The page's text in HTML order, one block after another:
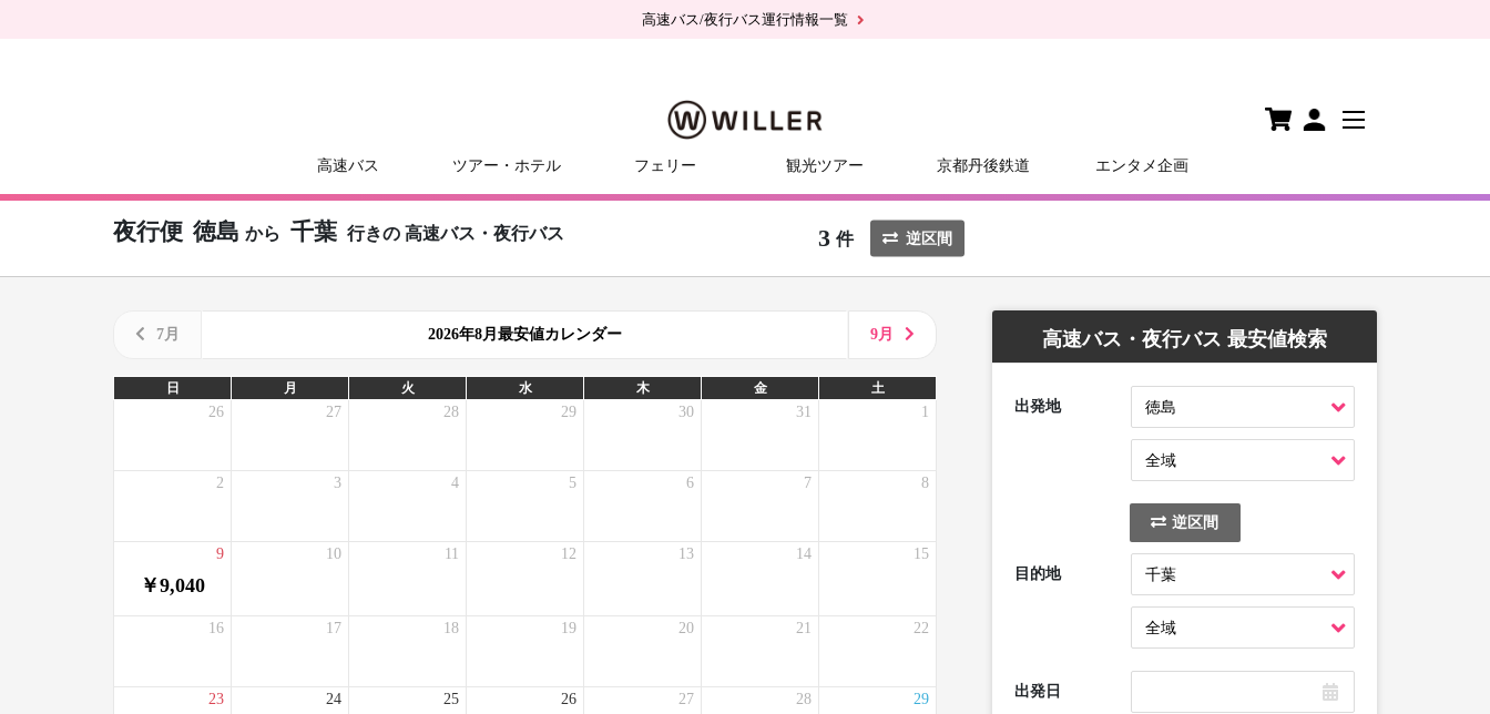
高速バス/夜行バス運行情報一覧
高速バス ツアー・ホテル フェリー 観光ツアー 京都丹後鉄道 エンタメ企画
夜行便 徳島 から 千葉 行きの 高速バス・夜行バス 3 件 逆区間
7月 2026年8月最安値カレンダー 9月
日 月 火 水 木 金 土
26 27 28 29 30 31 1
2 3 4 5 6 7 8
￥9,040
9 10 11 12 13 14 15
16 17 18 19 20 21 22
23 24 25 26 27 28 29
高速バス・夜行バス 最安値検索
出発地
逆区間
目的地
出発日